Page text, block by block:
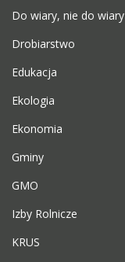
Do wiary, nie do wiary
Drobiarstwo
Edukacja
Ekologia
Ekonomia
Gminy
GMO
Izby Rolnicze
KRUS